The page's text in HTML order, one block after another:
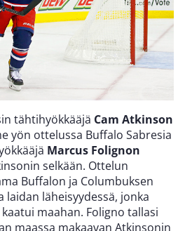
tähtihyökkääjä Cam Atkinson
yön ottelussa Buffalo Sabresia
Marcus Folignon
selkään. Ottelun
Buffalon ja Columbuksen
laidan läheisyydessä, jonka
maahan. Foligno tallasi
maassa makaavan Atkinsonin